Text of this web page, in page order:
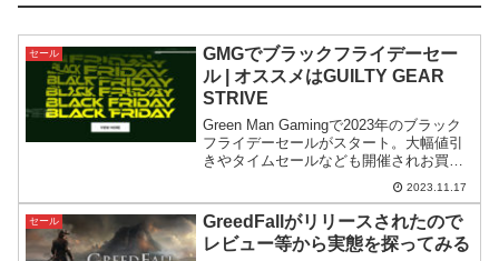
セール
GMGでブラックフライデーセー
ル | オススメはGUILTY GEAR
STRIVE
Green Man Gamingで2023年のブラック
フライデーセールがスタート。大幅値引
きやタイムセールなども開催されお買い
得です。その中で私のオススメはGUILTY
GEAR STRIVE。Steamストアよりずっ
と安く買えます。
2023.11.17
セール
GreedFallがリリースされたので
レビュー等から実態を探ってみる